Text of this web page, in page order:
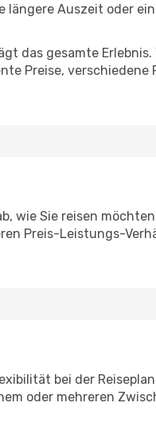
Auszeit oder
das gesamte Erlebnis.
Preise, verschiedene
wie Sie reisen
Preis-Leistungs-
bei der
oder mehreren